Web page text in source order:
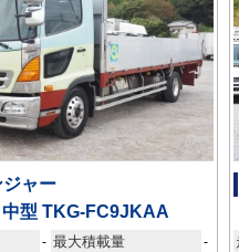
ジャー
型 TKG-FC9JKAA
- 最大積載量 -